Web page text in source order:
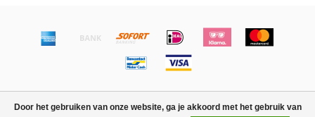
Door het gebruiken van onze website, ga je akkoord met het gebruik van